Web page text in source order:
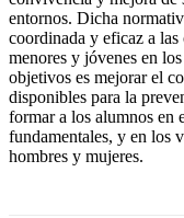
entornos. Dicha
coordinada y eficaz a las
menores y jóvenes en
objetivos es mejorar el
disponibles para la
formar a los alumnos en
fundamentales, y en los
hombres y mujeres.